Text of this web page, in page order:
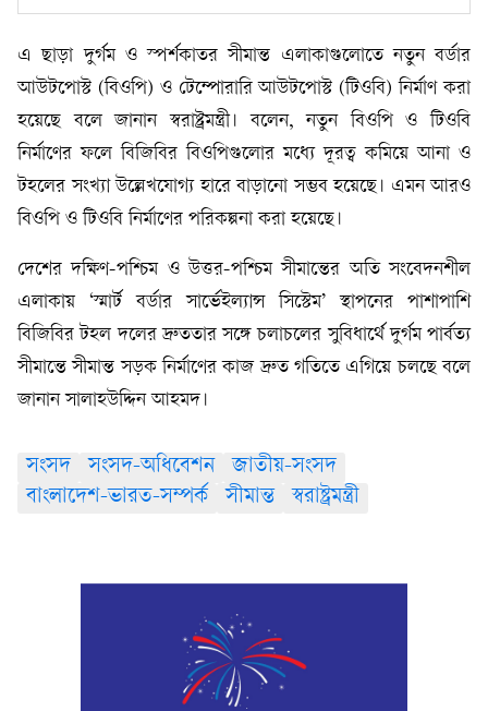
এ ছাড়া দুর্গম ও স্পর্শকাতর সীমান্ত এলাকাগুলোতে নতুন বর্ডার
আউটপোস্ট (বিওপি) ও টেম্পোরারি আউটপোস্ট (টিওবি) নির্মাণ করা
হয়েছে বলে জানান স্বরাষ্ট্রমন্ত্রী। বলেন, নতুন বিওপি ও টিওবি
নির্মাণের ফলে বিজিবির বিওপিগুলোর মধ্যে দূরত্ব কমিয়ে আনা ও
টহলের সংখ্যা উল্লেখযোগ্য হারে বাড়ানো সম্ভব হয়েছে। এমন আরও
বিওপি ও টিওবি নির্মাণের পরিকল্পনা করা হয়েছে।
দেশের দক্ষিণ-পশ্চিম ও উত্তর-পশ্চিম সীমান্তের অতি সংবেদনশীল
এলাকায় ‘স্মার্ট বর্ডার সার্ভেইল্যান্স সিস্টেম’ স্থাপনের পাশাপাশি
বিজিবির টহল দলের দ্রুততার সঙ্গে চলাচলের সুবিধার্থে দুর্গম পার্বত্য
সীমান্তে সীমান্ত সড়ক নির্মাণের কাজ দ্রুত গতিতে এগিয়ে চলছে বলে
জানান সালাহউদ্দিন আহমদ।
সংসদ সংসদ-অধিবেশন
জাতীয়-সংসদ
বাংলাদেশ-ভারত-সম্পর্ক
সীমান্ত স্বরাষ্ট্রমন্ত্রী